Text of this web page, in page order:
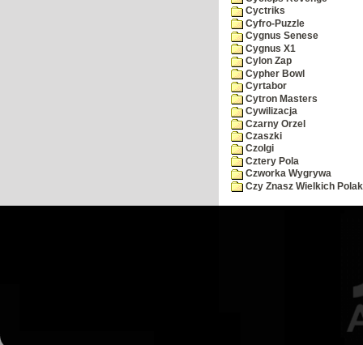
Cyctriks
Cyfro-Puzzle
Cygnus Senese
Cygnus X1
Cylon Zap
Cypher Bowl
Cyrtabor
Cytron Masters
Cywilizacja
Czarny Orzel
Czaszki
Czolgi
Cztery Pola
Czworka Wygrywa
Czy Znasz Wielkich